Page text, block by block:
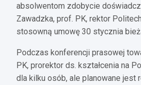
absolwentom zdobycie
Zawadzka, prof. PK, rektor
stosowną umowę 30 stycznia
Podczas konferencji prasowej
PK, prorektor ds. kształcenia na
dla kilku osób, ale planowane jest